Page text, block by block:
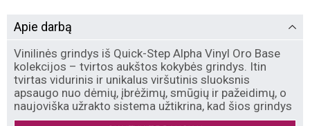
Apie darbą
Vinilinės grindys iš Quick-Step Alpha Vinyl Oro Base
kolekcijos – tvirtos aukštos kokybės grindys. Itin
tvirtas vidurinis ir unikalus viršutinis sluoksnis
apsaugo nuo dėmių, įbrėžimų, smūgių ir pažeidimų, o
naujoviška užrakto sistema užtikrina, kad šios grindys
– visiškai atsparios vandeniui.Quick-Step Oro Base